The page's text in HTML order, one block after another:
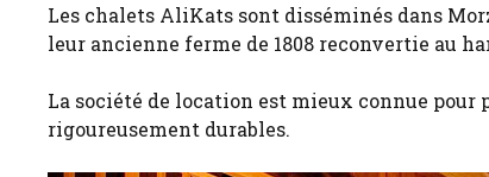
Les chalets AliKats sont disséminés dans
leur ancienne ferme de 1808 reconvertie au
La société de location est mieux connue pour
rigoureusement durables.